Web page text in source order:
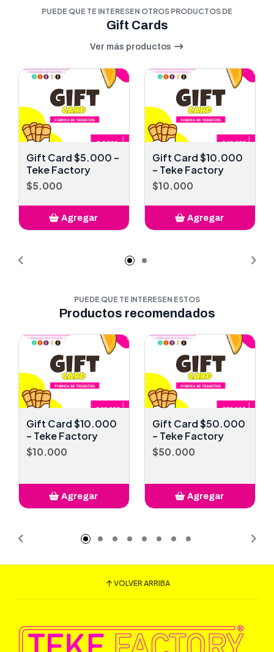
PUEDE QUE TE INTERESEN OTROS PRODUCTOS DE
Gift Cards
Ver más productos
Gift Card $5.000 –
Teke Factory
$5.000
Agregar
Gift Card $10.000
– Teke Factory
$10.000
Agregar
PUEDE QUE TE INTERESEN ESTOS
Productos recomendados
Gift Card $10.000
– Teke Factory
$10.000
Agregar
Gift Card $50.000
– Teke Factory
$50.000
Agregar
VOLVER ARRIBA